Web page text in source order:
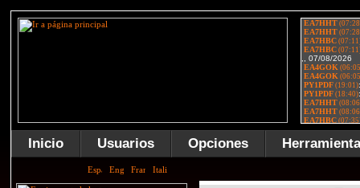
Inicio Usuarios Opciones